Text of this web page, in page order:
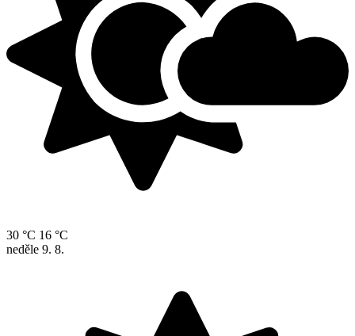
30 °C 16 °C
neděle 9. 8.